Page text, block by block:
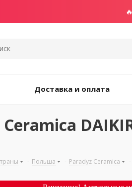
Доставка и оплата
- Польша - Paradyz Ceramica -